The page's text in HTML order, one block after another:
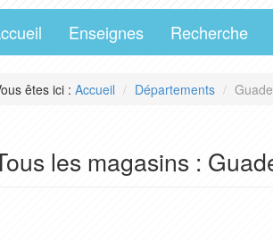
Enseignes Recherche
êtes ici : Accueil Départements
les magasins :